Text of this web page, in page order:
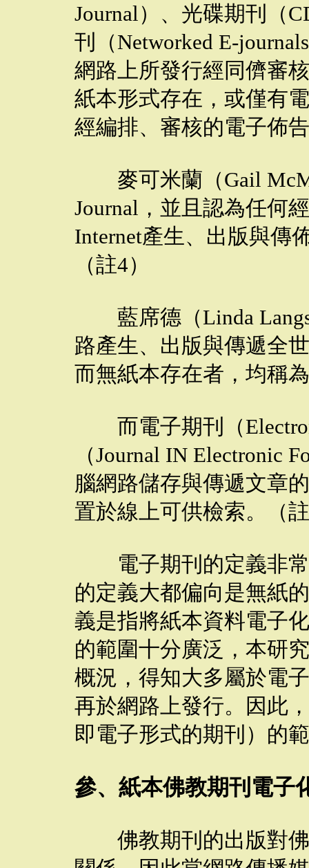
Journal）、光碟期刊（
刊（Networked E-
網路上所發行經同儕審
紙本形式存在，或僅有
經編排、審核的電子佈
麥可米蘭（Gail
Journal，並且認為任何
Internet產生、出版與傳
（註4）
藍席德（Linda
路產生、出版與傳遞全
而無紙本存在者，均稱
而電子期刊（
（Journal IN Electronic
腦網路儲存與傳遞文章
置於線上可供檢索。（
電子期刊的定義非常
的定義大都偏向是無紙
義是指將紙本資料電子
的範圍十分廣泛，本研
概況，得知大多屬於電
再於網路上發行。因此
即電子形式的期刊）的
參、紙本佛教期刊電子
佛教期刊的出版對佛